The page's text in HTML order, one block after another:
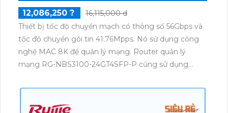
12,086,250 ?
16,115,000 d
Thiết bị tốc độ chuyển mạch có thông số 56Gbps và
tốc độ chuyển gói tin 41.76Mpps. Nó sử dụng công
nghệ MAC 8K để quản lý mạng. Router quản lý
mạng RG-NBS3100-24GT4SFP-P cũng sử dụng
41.76Mpps.